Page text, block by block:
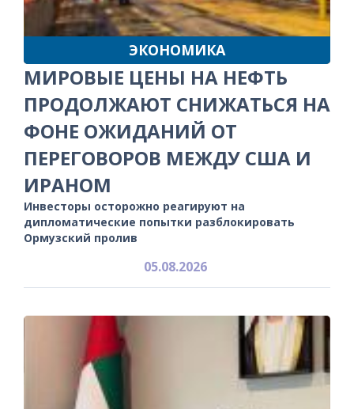
ЭКОНОМИКА
МИРОВЫЕ ЦЕНЫ НА НЕФТЬ
ПРОДОЛЖАЮТ СНИЖАТЬСЯ НА
ФОНЕ ОЖИДАНИЙ ОТ
ПЕРЕГОВОРОВ МЕЖДУ США И
ИРАНОМ
Инвесторы осторожно реагируют на
дипломатические попытки разблокировать
Ормузский пролив
05.08.2026